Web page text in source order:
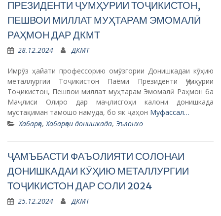
ПРЕЗИДЕНТИ ҶУМҲУРИИ ТОҶИКИСТОН,
ПЕШВОИ МИЛЛАТ МУҲТАРАМ ЭМОМАЛӢ
РАҲМОН ДАР ДКМТ
28.12.2024 ДКМТ
Имрӯз ҳайати профессорию омӯзгории Донишкадаи кӯҳию
металлургии Тоҷикистон Паёми Президенти Ҷумҳурии
Тоҷикистон, Пешвои миллат муҳтарам Эмомалӣ Раҳмон ба
Маҷлиси Олиро дар маҷлисгоҳи калони донишкада
мустақиман тамошо намуда, бо як ҷаҳон Муфассал…
Хабарҳо, Хабарҳои донишкада, Эълонхо
ҶАМЪБАСТИ ФАЪОЛИЯТИ СОЛОНАИ
ДОНИШКАДАИ КӮҲИЮ МЕТАЛЛУРГИИ
ТОҶИКИСТОН ДАР СОЛИ 2024
25.12.2024 ДКМТ